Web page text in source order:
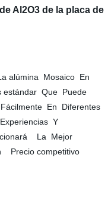
Al2O3 de la placa de
alúmina Mosaico En
Que Puede
En Diferentes
Y
La Mejor
Precio competitivo